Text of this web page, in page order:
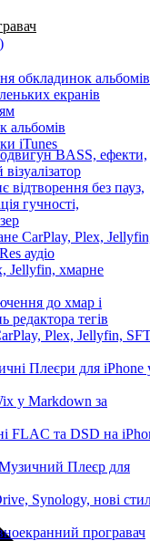
BASS, ефекти,
відтворення без пауз,
гучності,
CarPlay, Plex,
аудіо
Jellyfin, хмарне
до хмар і
редактора тегів
Plex, Jellyfin,
Плеєри для iPhone
у Markdown за
FLAC та DSD на
Плеєр для
Synology, нові
програвач
обкладинок альбомів
екранів
альбомів
iTunes